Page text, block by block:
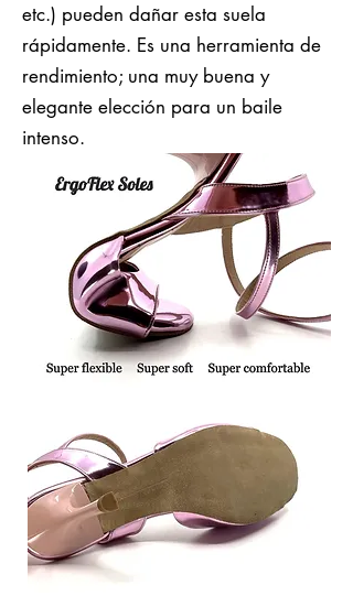
etc.) pueden dañar esta suela
rápidamente. Es una herramienta de
rendimiento; una muy buena y
elegante elección para un baile
intenso.